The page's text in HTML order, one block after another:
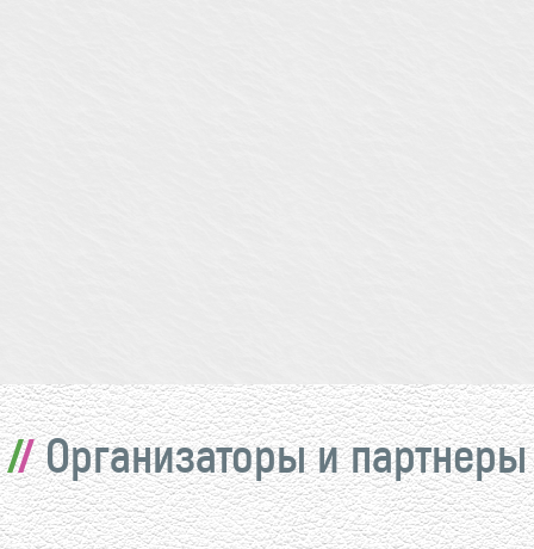
Организаторы и партнеры